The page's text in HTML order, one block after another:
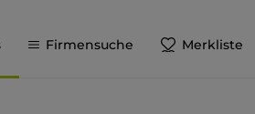
Firmensuche Merkliste